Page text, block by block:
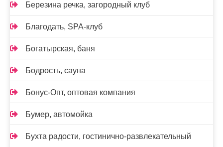
Березина речка, загородный клуб
Благодать, SPA-клуб
Богатырская, баня
Бодрость, сауна
Бонус-Опт, оптовая компания
Бумер, автомойка
Бухта радости, гостинично-развлекательный